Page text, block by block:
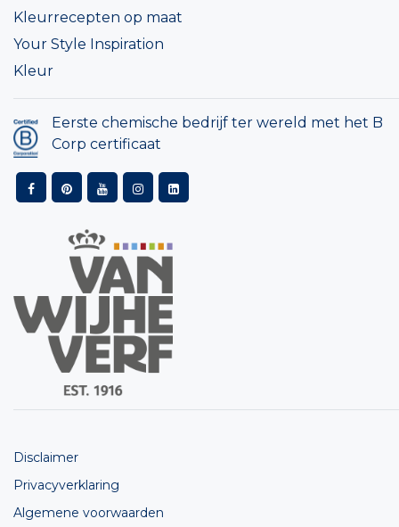
Kleurrecepten op maat
Your Style Inspiration
Kleur
Eerste chemische bedrijf ter wereld met het B
Corp certificaat
Disclaimer
Privacyverklaring
Algemene voorwaarden